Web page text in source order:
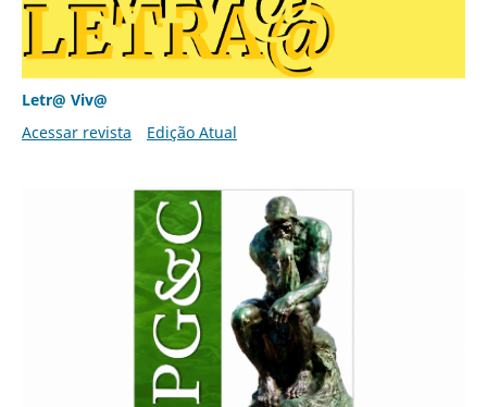
Letr@ Viv@
Acessar revista
Edição Atual